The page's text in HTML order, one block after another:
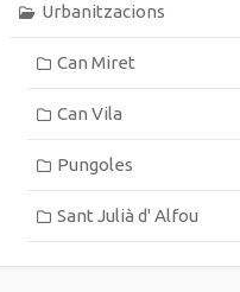
Urbanitzacions
Can Miret
Can Vila
Pungoles
Sant Julià d' Alfou